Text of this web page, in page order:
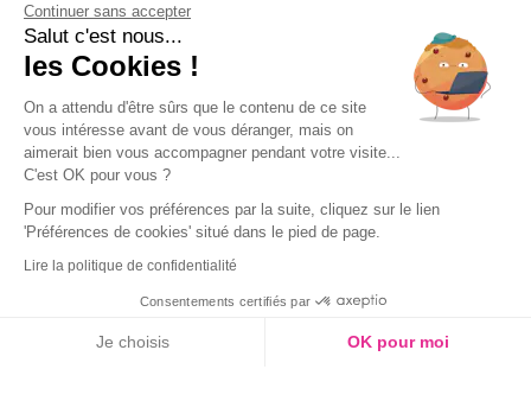
CONTACT
04 42 20 78 42
Du lundi au jeudi de 8h30 à 16h30 & le
vendredi de 8h30 à 15h30
Continuer sans accepter
Salut c'est nous...
les Cookies !
On a attendu d'être sûrs que le contenu de ce site
vous intéresse avant de vous déranger, mais on
aimerait bien vous accompagner pendant votre visite...
C'est OK pour vous ?
Pour modifier vos préférences par la suite, cliquez sur le lien
'Préférences de cookies' situé dans le pied de page.
Lire la politique de confidentialité
Consentements certifiés par
Je choisis OK pour moi